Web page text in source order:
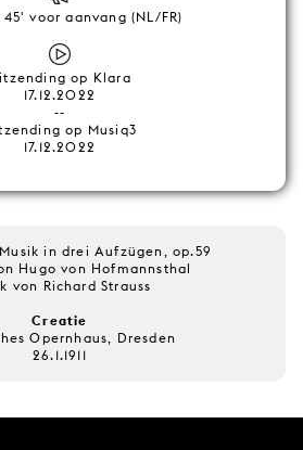
voor aanvang (NL/FR)
op Klara
17.12.2022
--
op Musiq3
17.12.2022
in drei Aufzügen, op.59
Hugo von Hofmannsthal
von Richard Strauss
Creatie
Opernhaus, Dresden
26.1.1911